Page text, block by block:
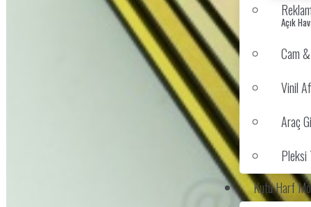
Açık
Cam
Vinil
Araç
Pleksi
Kutu Harf